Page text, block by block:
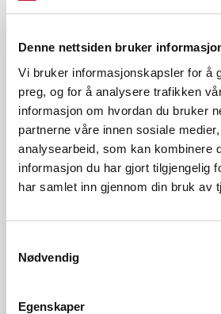
Denne nettsiden bruker
Vi bruker informasjonskapsler for å
preg, og for å analysere trafikken
informasjon om hvordan du bruker
partnerne våre innen sosiale
analysearbeid, som kan kombinere
informasjon du har gjort tilgjengelig
har samlet inn gjennom din bruk av
Nødvendig
Egenskaper
det mest sentrale temaet. Dagens
moglegheit til å følge opp
anlegget. Vi meiner derfor at Nye
byggast innanfor den eksisterande
Håkon Berg Sundet, fagleiar i NVE.
Kontaktpersonar
msol@nve.no
22 95 98 62